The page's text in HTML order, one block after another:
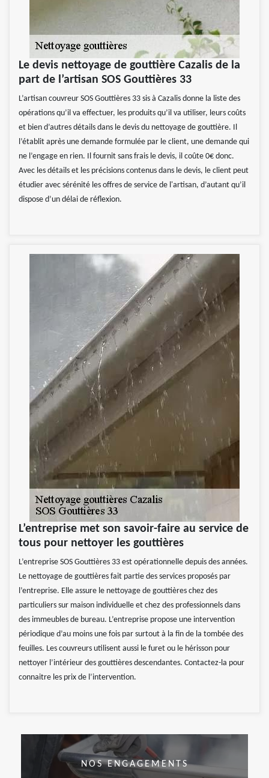
Le devis nettoyage de gouttière Cazalis de la
part de l’artisan SOS Gouttières 33
L’artisan couvreur SOS Gouttières 33 sis à Cazalis donne la liste des
opérations qu’il va effectuer, les produits qu’il va utiliser, leurs coûts
et bien d’autres détails dans le devis du nettoyage de gouttière. Il
l’établit après une demande formulée par le client, une demande qui
ne l’engage en rien. Il fournit sans frais le devis, il coûte 0€ donc.
Avec les détails et les précisions contenus dans le devis, le client peut
étudier avec sérénité les offres de service de l'artisan, d’autant qu’il
dispose d’un délai de réflexion.
L’entreprise met son savoir-faire au service de
tous pour nettoyer les gouttières
L’entreprise SOS Gouttières 33 est opérationnelle depuis des années.
Le nettoyage de gouttières fait partie des services proposés par
l’entreprise. Elle assure le nettoyage de gouttières chez des
particuliers sur maison individuelle et chez des professionnels dans
des immeubles de bureau. L’entreprise propose une intervention
périodique d’au moins une fois par surtout à la fin de la tombée des
feuilles. Les couvreurs utilisent aussi le furet ou le hérisson pour
nettoyer l’intérieur des gouttières descendantes. Contactez-la pour
connaitre les prix de l’intervention.
NOS ENGAGEMENTS